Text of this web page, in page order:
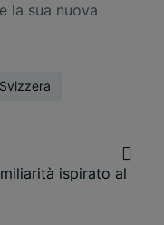
la sua nuova
Ginevra, Svizzera